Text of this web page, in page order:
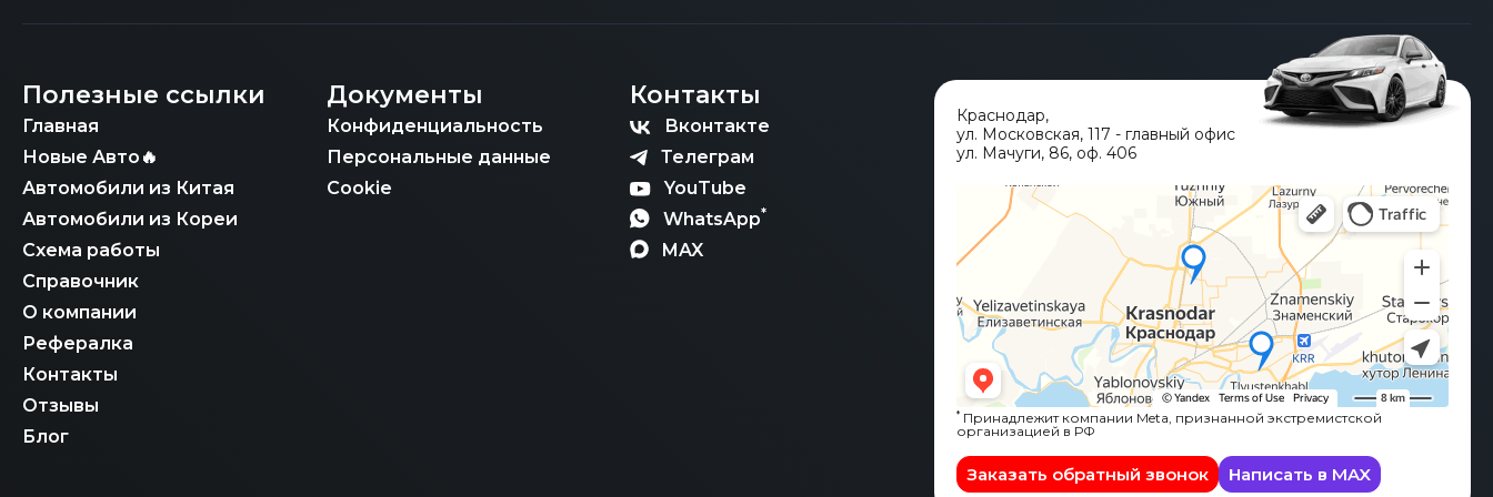
Полезные ссылки
Главная
Новые Авто🔥
Автомобили из Китая
Автомобили из Кореи
Схема работы
Справочник
О компании
Рефералка
Контакты
Отзывы
Блог
Документы
Конфиденциальность
Персональные данные
Cookie
Контакты
Вконтакте
Телеграм
YouTube
WhatsApp*
MAX
Краснодар,
ул. Московская, 117 - главный офис
ул. Мачуги, 86, оф. 406
*Принадлежит компании Meta, признанной экстремистской
организацией в РФ
Заказать обратный звонок Написать в MAX